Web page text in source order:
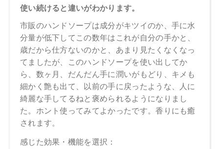
ので予めご了承ください。
●パッケージはリニューアル等の理由により、写真と異なる場合が
ございます。
●パッケージのリニューアル等の理由により、成分・処方が記載と
異なる場合がございます。
●予告なくパッケージ仕様が変更になる場合がございます。